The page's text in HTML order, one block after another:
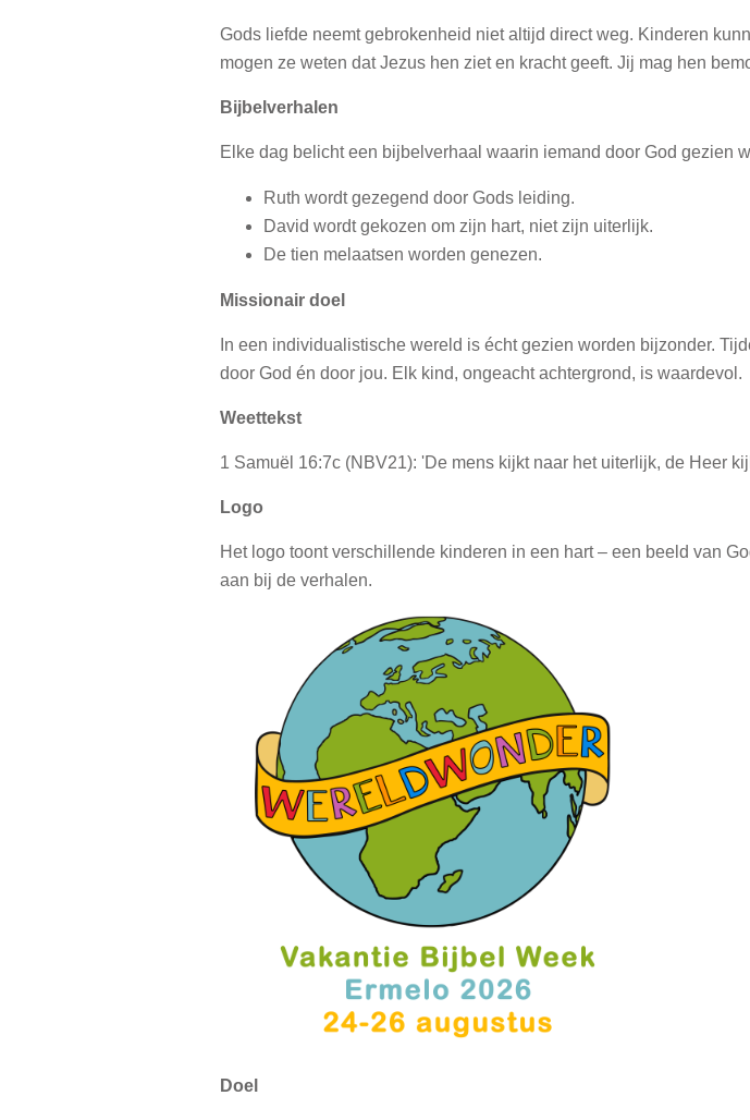
Gods liefde neemt gebrokenheid niet altijd direct weg. Kinderen
mogen ze weten dat Jezus hen ziet en kracht geeft. Jij mag hen
Bijbelverhalen
Elke dag belicht een bijbelverhaal waarin iemand door God gezien
Ruth wordt gezegend door Gods leiding.
David wordt gekozen om zijn hart, niet zijn uiterlijk.
De tien melaatsen worden genezen.
Missionair doel
In een individualistische wereld is écht gezien worden bijzonder.
door God én door jou. Elk kind, ongeacht achtergrond, is waardevol.
Weettekst
1 Samuël 16:7c (NBV21): 'De mens kijkt naar het uiterlijk, de Heer
Logo
Het logo toont verschillende kinderen in een hart – een beeld van
aan bij de verhalen.
Doel